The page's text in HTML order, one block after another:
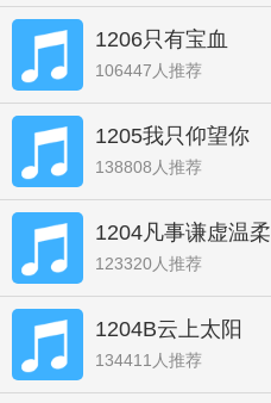
1206只有宝血
106447人推荐
1205我只仰望你
138808人推荐
1204凡事谦虚温柔
123320人推荐
1204B云上太阳
134411人推荐